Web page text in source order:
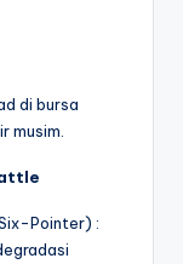
di bursa
musim.
Pointer) :